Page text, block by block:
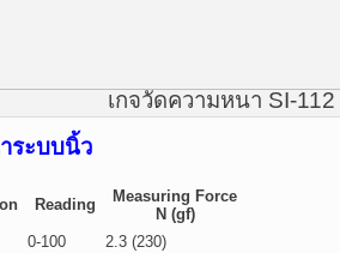
เกจวัดความหนา SI-112
ระบบนิ้ว
Reading
Measuring Force
N (gf)
0-100 2.3 (230)